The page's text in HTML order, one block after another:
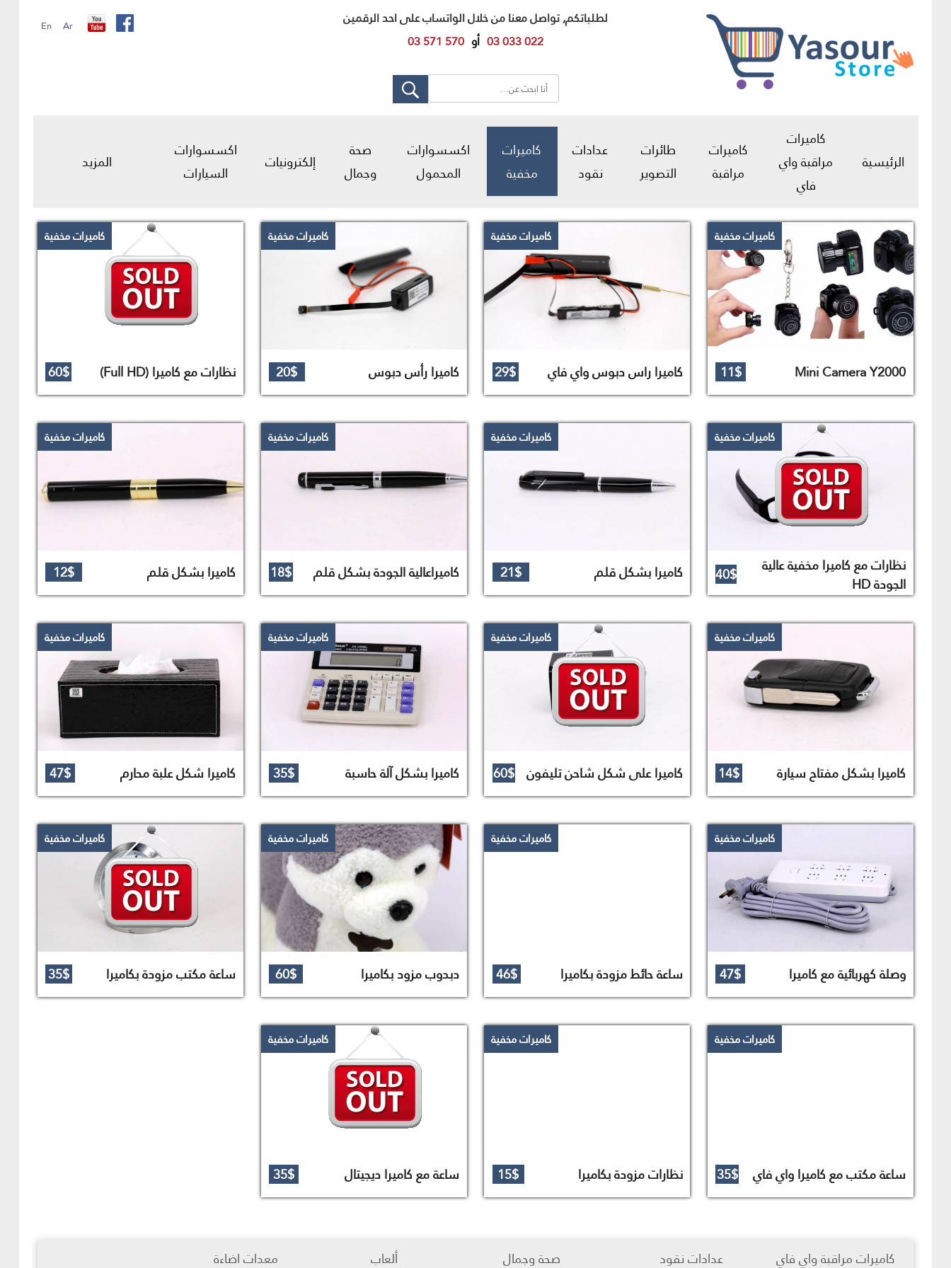
لطلباتكم, تواصل معنا من خلال الواتساب على احد الرقمين
03 571 570 أو 03 033 022
Ar
En
الرئيسية
كاميرات
مراقبة واي
فاي
كاميرات
مراقبة
طائرات
التصوير
عدادات
نقود
كاميرات
مخفية
اكسسوارات
المحمول
صحة
وجمال
إلكترونيات
اكسسوارات
السيارات
المزيد
كاميرات مخفية
Mini Camera Y2000
11$
كاميرات مخفية
كاميرا راس دبوس واي فاي 29$
كاميرات مخفية
كاميرا رأس دبوس 20$
كاميرات مخفية
نظارات مع كاميرا (Full HD) 60$
كاميرات مخفية
نظارات مع كاميرا مخفية عالية
الجودة HD
40$
كاميرات مخفية
كاميرا بشكل قلم 21$
كاميرات مخفية
كاميراعالية الجودة بشكل قلم 18$
كاميرات مخفية
كاميرا بشكل قلم 12$
كاميرات مخفية
كاميرا بشكل مفتاح سيارة 14$
كاميرات مخفية
كاميرا على شكل شاحن تليفون 60$
كاميرات مخفية
كاميرا بشكل آلة حاسبة 35$
كاميرات مخفية
كاميرا شكل علبة محارم 47$
كاميرات مخفية
وصلة كهربائية مع كاميرا 47$
كاميرات مخفية
ساعة حائط مزودة بكاميرا 46$
كاميرات مخفية
دبدوب مزود بكاميرا 60$
كاميرات مخفية
ساعة مكتب مزودة بكاميرا 35$
كاميرات مخفية
ساعة مكتب مع كاميرا واي فاي 35$
كاميرات مخفية
نظارات مزودة بكاميرا 15$
كاميرات مخفية
ساعة مع كاميرا ديجيتال 35$
كاميرات مراقبة واي فاي عدادات نقود صحة وجمال ألعاب معدات اضاءة